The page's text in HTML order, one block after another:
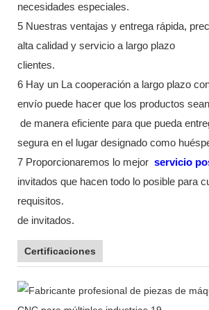
necesidades especiales.
5 Nuestras ventajas y entrega rápida,
alta calidad y servicio a largo plazo
clientes.
6 Hay un La cooperación a largo plazo
envío puede hacer que los productos
de manera eficiente para que pueda
segura en el lugar designado como
7 Proporcionaremos lo mejor servicio
invitados que hacen todo lo posible para
requisitos.
de invitados.
Certificaciones